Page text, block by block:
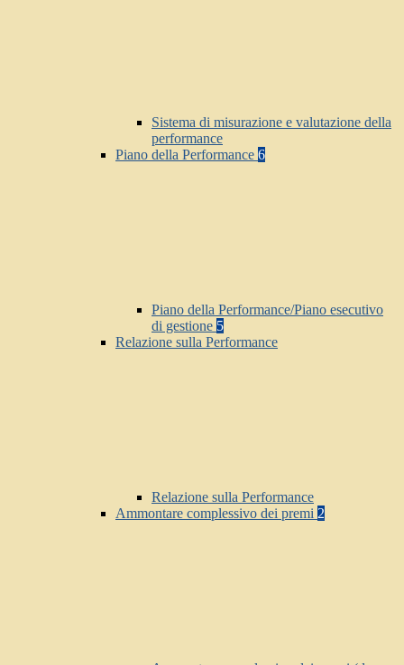
Sistema di misurazione e valutazione della
performance
Piano della Performance 6
Piano della Performance/Piano esecutivo
di gestione 5
Relazione sulla Performance
Relazione sulla Performance
Ammontare complessivo dei premi 2